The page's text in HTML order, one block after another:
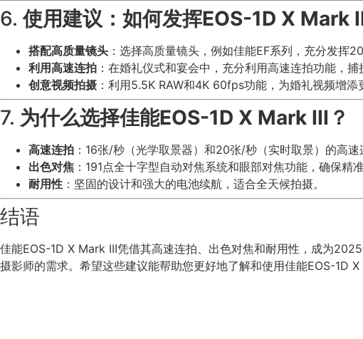
6.使用建议：如何发挥EOS-1D X Mark
搭配高质量镜头 ：选择高质量镜头，例如佳能EF系列，充分发挥
利用高速连拍 ：在婚礼仪式和宴会中，充分利用高速连拍功能，捕
创意视频拍摄 ：利用5.5K RAW和4K 60fps功能，为婚礼视频增添
7. 为什么选择佳能EOS-1D X Mark III？
高速连拍 ：16张/秒（光学取景器）和20张/秒（实时取景）的高速
出色对焦 ：191点全十字型自动对焦系统和眼部对焦功能，确保精
耐用性 ：坚固的设计和强大的电池续航，适合全天候拍摄。
结语
佳能EOS-1D X Mark III凭借其高速连拍、出色对焦和耐用性，成为
摄影师的需求。希望这些建议能帮助您更好地了解和使用佳能EOS-1D